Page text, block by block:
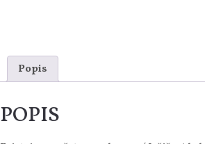
Popis
POPIS